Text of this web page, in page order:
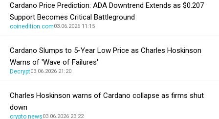
Cardano Price Prediction: ADA Downtrend Extends as $0.207
Support Becomes Critical Battleground
coinedition.com03.06.2026 11:15
Cardano Slumps to 5-Year Low Price as Charles Hoskinson
Warns of 'Wave of Failures'
Decrypt03.06.2026 21:20
Charles Hoskinson warns of Cardano collapse as firms shut
down
crypto.news03.06.2026 23:22